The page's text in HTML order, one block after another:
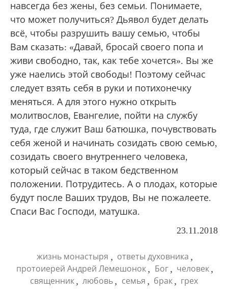
навсегда без жены, без семьи. Понимаете,
что может получиться? Дьявол будет делать
всё, чтобы разрушить вашу семью, чтобы
Вам сказать: «Давай, бросай своего попа и
живи свободно, так, как тебе хочется». Вы же
уже наелись этой свободы! Поэтому сейчас
следует взять себя в руки и потихонечку
меняться. А для этого нужно открыть
молитвослов, Евангелие, пойти на службу
туда, где служит Ваш батюшка, почувствовать
себя женой и начинать созидать свою семью,
созидать своего внутреннего человека,
который сейчас в таком бедственном
положении. Потрудитесь. А о плодах, которые
будут после Ваших трудов, Вы не пожалеете.
Спаси Вас Господи, матушка.
23.11.2018
жизнь монастыря , ответы духовника ,
протоиерей Андрей Лемешонок , Бог , человек ,
священник , любовь , семья , брак , грех